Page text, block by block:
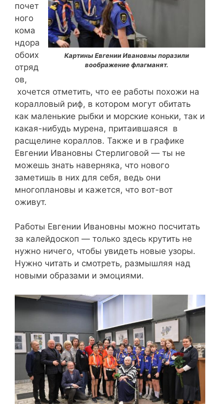
Картины Евгении Ивановны поразили
воображение флагманят.
почет
ного
кома
ндора
обоих
отряд
ов,
хочется отметить, что ее работы похожи на
коралловый риф, в котором могут обитать
как маленькие рыбки и морские коньки, так и
какая-нибудь мурена, притаившаяся в
расщелине кораллов. Также и в графике
Евгении Ивановны Стерлиговой — ты не
можешь знать наверняка, что нового
заметишь в них для себя, ведь они
многоплановы и кажется, что вот-вот
оживут.
Работы Евгении Ивановны можно посчитать
за калейдоскоп — только здесь крутить не
нужно ничего, чтобы увидеть новые узоры.
Нужно читать и смотреть, размышляя над
новыми образами и эмоциями.